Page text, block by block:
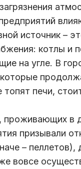
источник –
котлы и
на угле. В
топят печи,
проживающих в
призывали
–
вовсе